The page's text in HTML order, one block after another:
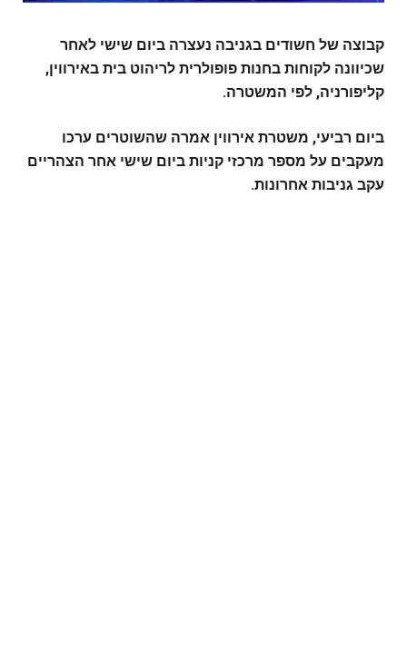
קבוצה של חשודים בגניבה נעצרה ביום שישי לאחר
שכיוונה לקוחות בחנות פופולרית לריהוט בית באירווין,
קליפורניה, לפי המשטרה.
ביום רביעי, משטרת אירווין אמרה שהשוטרים ערכו
מעקבים על מספר מרכזי קניות ביום שישי אחר הצהריים
עקב גניבות אחרונות.